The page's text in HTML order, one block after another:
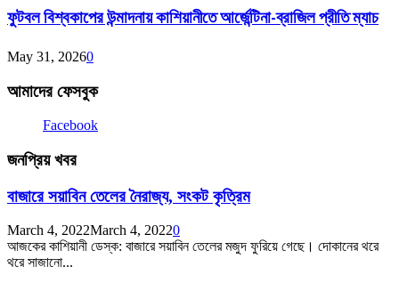
ফুটবল বিশ্বকাপের উন্মাদনায় কাশিয়ানীতে আর্জেন্টিনা-ব্রাজিল প্রীতি ম্যাচ
May 31, 20260
আমাদের ফেসবুক
Facebook
জনপ্রিয় খবর
বাজারে সয়াবিন তেলের নৈরাজ্য, সংকট কৃত্রিম
March 4, 2022March 4, 20220
আজকের কাশিয়ানী ডেস্ক: বাজারে সয়াবিন তেলের মজুদ ফুরিয়ে গেছে। দোকানের থরে
থরে সাজানো...